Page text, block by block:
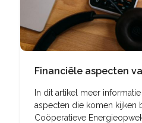
Financiële aspecten
In dit artikel meer
aspecten die komen kijken
Coöperatieve